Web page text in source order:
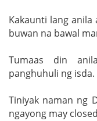
Kakaunti lang anila
buwan na bawal
Tumaas din
panghuhuli ng isda.
Tiniyak naman ng
ngayong may